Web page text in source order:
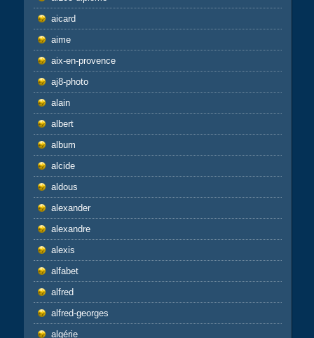
aicard
aime
aix-en-provence
aj8-photo
alain
albert
album
alcide
aldous
alexander
alexandre
alexis
alfabet
alfred
alfred-georges
algérie